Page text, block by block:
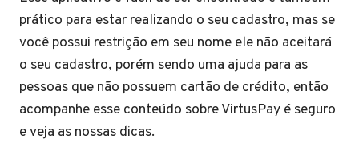
prático para estar realizando o seu cadastro, mas se
você possui restrição em seu nome ele não aceitará
o seu cadastro, porém sendo uma ajuda para as
pessoas que não possuem cartão de crédito, então
acompanhe esse conteúdo sobre VirtusPay é seguro
e veja as nossas dicas.